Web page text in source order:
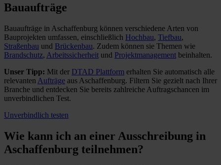
Bauaufträge
Bauaufträge in Aschaffenburg können verschiedene Arten von
Bauprojekten umfassen, einschließlich Hochbau, Tiefbau,
Straßenbau und Brückenbau. Zudem können sie Themen wie
Brandschutz, Arbeitssicherheit und Projektmanagement beinhalten.
Unser Tipp: Mit der DTAD Plattform erhalten Sie automatisch alle
relevanten Aufträge aus Aschaffenburg. Filtern Sie gezielt nach Ihrer
Branche und entdecken Sie bereits zahlreiche Auftragschancen im
unverbindlichen Test.
Unverbindlich testen
Wie kann ich an einer Ausschreibung in
Aschaffenburg teilnehmen?